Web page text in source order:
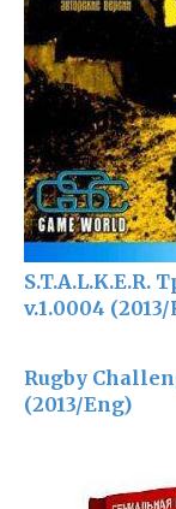
S.T.A.L.K.E.R.
v.1.0004
Rugby
(2013/Eng)